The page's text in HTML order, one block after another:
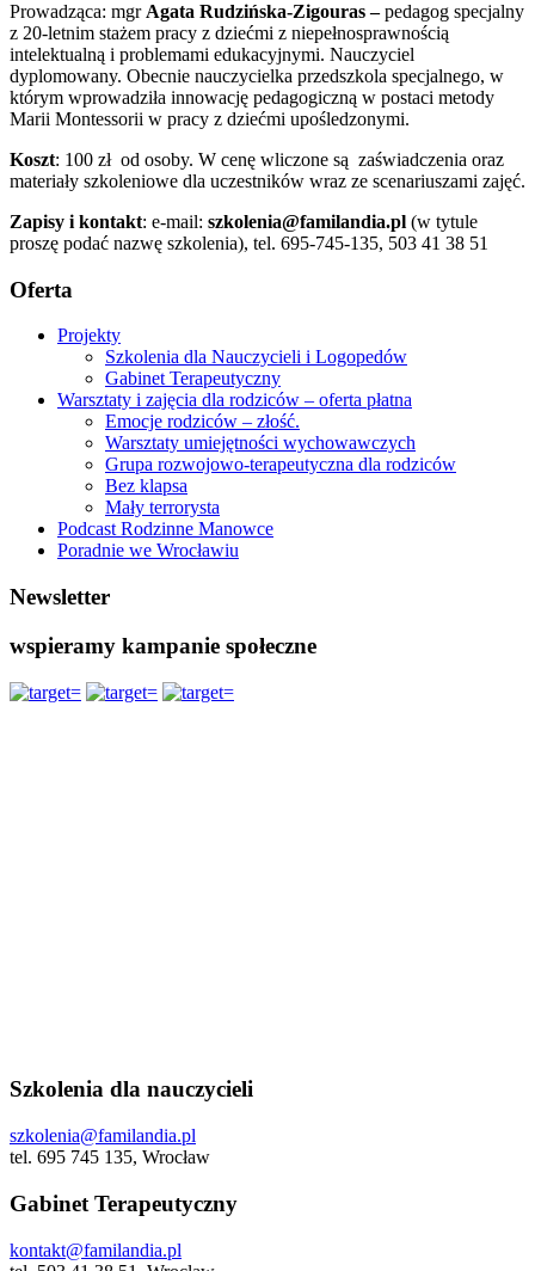
Prowadząca: mgr Agata Rudzińska-Zigouras–pedagog specjalny
z 20-letnim stażem pracy z dziećmi z niepełnosprawnością
intelektualną i problemami edukacyjnymi. Nauczyciel
dyplomowany. Obecnie nauczycielka przedszkola specjalnego, w
którym wprowadziła innowację pedagogiczną w postaci metody
Marii Montessorii w pracy z dziećmi upośledzonymi.
Koszt: 100 zł od osoby. W cenę wliczone są zaświadczenia oraz
materiały szkoleniowe dla uczestników wraz ze scenariuszami zajęć.
Zapisy i kontakt: e-mail: szkolenia@familandia.pl (w tytule
proszę podać nazwę szkolenia), tel. 695-745-135, 503 41 38 51
Oferta
Projekty
Szkolenia dla Nauczycieli i Logopedów
Gabinet Terapeutyczny
Warsztaty i zajęcia dla rodziców – oferta płatna
Emocje rodziców – złość.
Warsztaty umiejętności wychowawczych
Grupa rozwojowo-terapeutyczna dla rodziców
Bez klapsa
Mały terrorysta
Podcast Rodzinne Manowce
Poradnie we Wrocławiu
Newsletter
wspieramy kampanie społeczne
Szkolenia dla nauczycieli
szkolenia@familandia.pl
tel. 695 745 135, Wrocław
Gabinet Terapeutyczny
kontakt@familandia.pl